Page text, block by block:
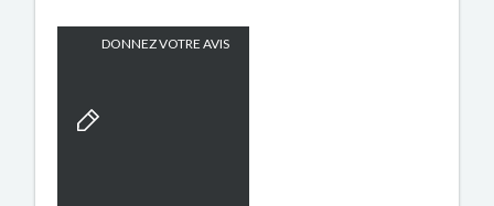
DONNEZ VOTRE AVIS